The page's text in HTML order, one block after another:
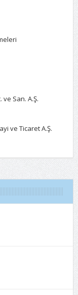
San. A.Ş.
ve Ticaret A.Ş.